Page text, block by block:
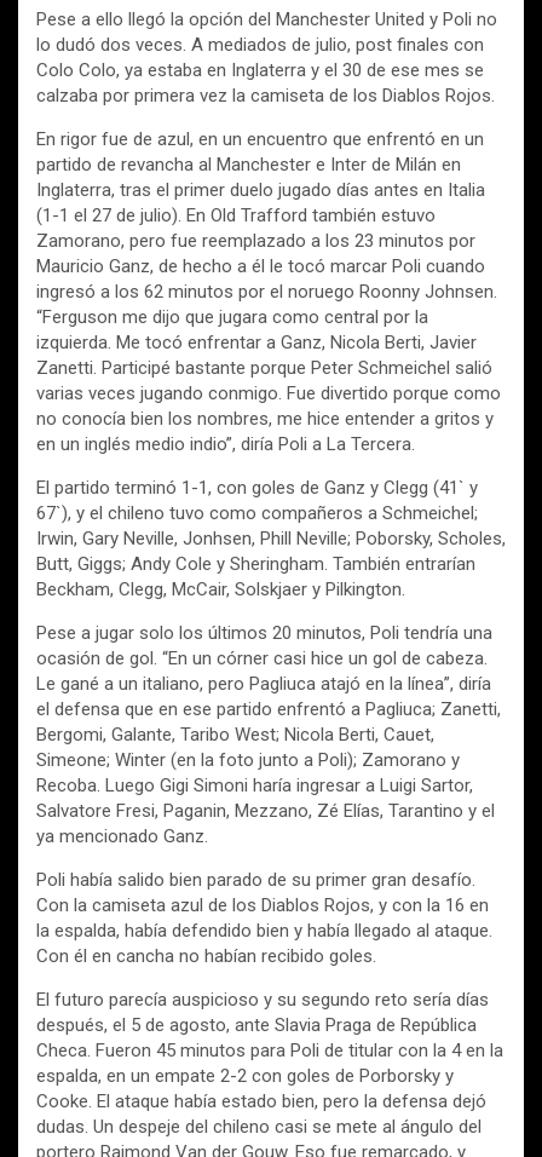
Pese a ello llegó la opción del Manchester United y Poli no
lo dudó dos veces. A mediados de julio, post finales con
Colo Colo, ya estaba en Inglaterra y el 30 de ese mes se
calzaba por primera vez la camiseta de los Diablos Rojos.
En rigor fue de azul, en un encuentro que enfrentó en un
partido de revancha al Manchester e Inter de Milán en
Inglaterra, tras el primer duelo jugado días antes en Italia
(1-1 el 27 de julio). En Old Trafford también estuvo
Zamorano, pero fue reemplazado a los 23 minutos por
Mauricio Ganz, de hecho a él le tocó marcar Poli cuando
ingresó a los 62 minutos por el noruego Roonny Johnsen.
“Ferguson me dijo que jugara como central por la
izquierda. Me tocó enfrentar a Ganz, Nicola Berti, Javier
Zanetti. Participé bastante porque Peter Schmeichel salió
varias veces jugando conmigo. Fue divertido porque como
no conocía bien los nombres, me hice entender a gritos y
en un inglés medio indio”, diría Poli a La Tercera.
El partido terminó 1-1, con goles de Ganz y Clegg (41` y
67`), y el chileno tuvo como compañeros a Schmeichel;
Irwin, Gary Neville, Jonhsen, Phill Neville; Poborsky, Scholes,
Butt, Giggs; Andy Cole y Sheringham. También entrarían
Beckham, Clegg, McCair, Solskjaer y Pilkington.
Pese a jugar solo los últimos 20 minutos, Poli tendría una
ocasión de gol. “En un córner casi hice un gol de cabeza.
Le gané a un italiano, pero Pagliuca atajó en la línea”, diría
el defensa que en ese partido enfrentó a Pagliuca; Zanetti,
Bergomi, Galante, Taribo West; Nicola Berti, Cauet,
Simeone; Winter (en la foto junto a Poli); Zamorano y
Recoba. Luego Gigi Simoni haría ingresar a Luigi Sartor,
Salvatore Fresi, Paganin, Mezzano, Zé Elías, Tarantino y el
ya mencionado Ganz.
Poli había salido bien parado de su primer gran desafío.
Con la camiseta azul de los Diablos Rojos, y con la 16 en
la espalda, había defendido bien y había llegado al ataque.
Con él en cancha no habían recibido goles.
El futuro parecía auspicioso y su segundo reto sería días
después, el 5 de agosto, ante Slavia Praga de República
Checa. Fueron 45 minutos para Poli de titular con la 4 en la
espalda, en un empate 2-2 con goles de Porborsky y
Cooke. El ataque había estado bien, pero la defensa dejó
dudas. Un despeje del chileno casi se mete al ángulo del
portero Raimond Van der Gouw. Eso fue remarcado, y